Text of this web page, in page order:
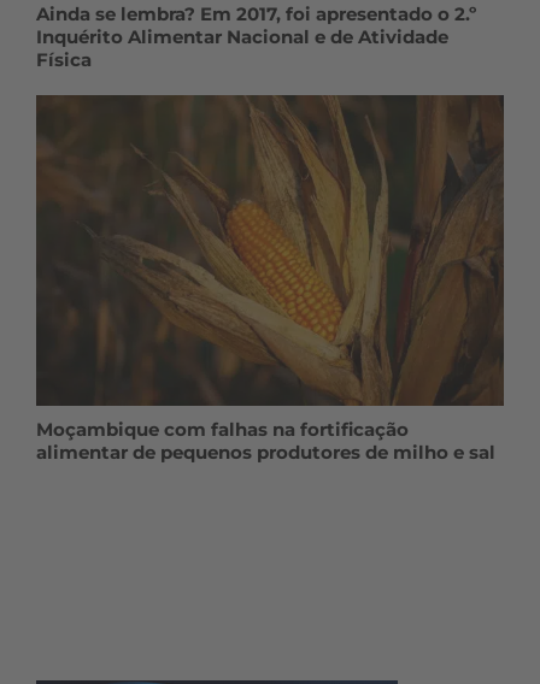
Ainda se lembra? Em 2017, foi apresentado o 2.º
Inquérito Alimentar Nacional e de Atividade
Física
Moçambique com falhas na fortificação
alimentar de pequenos produtores de milho e sal